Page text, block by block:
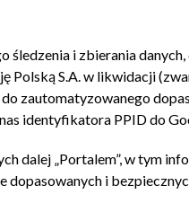
Biuro reklamy
i zbierania
S.A. w likwidacji
zautomatyzowanego
identyfikatora PPID do
dalej „Portalem”, w tym
i